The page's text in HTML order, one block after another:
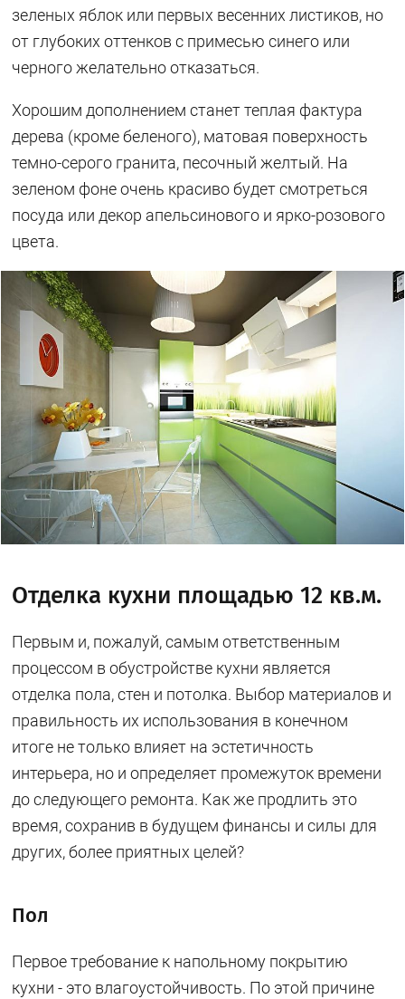
зеленых яблок или первых весенних листиков, но
от глубоких оттенков с примесью синего или
черного желательно отказаться.
Хорошим дополнением станет теплая фактура
дерева (кроме беленого), матовая поверхность
темно-серого гранита, песочный желтый. На
зеленом фоне очень красиво будет смотреться
посуда или декор апельсинового и ярко-розового
цвета.
Отделка кухни площадью 12 кв.м.
Первым и, пожалуй, самым ответственным
процессом в обустройстве кухни является
отделка пола, стен и потолка. Выбор материалов и
правильность их использования в конечном
итоге не только влияет на эстетичность
интерьера, но и определяет промежуток времени
до следующего ремонта. Как же продлить это
время, сохранив в будущем финансы и силы для
других, более приятных целей?
Пол
Первое требование к напольному покрытию
кухни - это влагоустойчивость. По этой причине